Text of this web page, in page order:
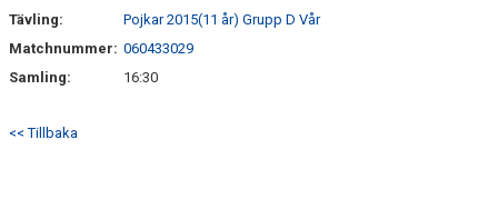
Tävling:
Pojkar 2015(11 år) Grupp D Vår
Matchnummer: 060433029
Samling:
16:30
<< Tillbaka